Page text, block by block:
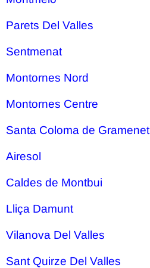
Parets Del Valles
Sentmenat
Montornes Nord
Montornes Centre
Santa Coloma de Gramenet
Airesol
Caldes de Montbui
Lliça Damunt
Vilanova Del Valles
Sant Quirze Del Valles